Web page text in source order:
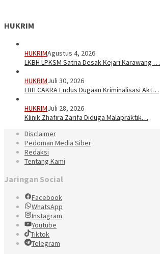
HUKRIM
HUKRIMAgustus 4, 2026
LKBH LPKSM Satria Desak Kejari Karawang …
HUKRIMJuli 30, 2026
LBH CAKRA Endus Dugaan Kriminalisasi Akt…
HUKRIMJuli 28, 2026
Klinik Zhafira Zarifa Diduga Malapraktik…
Disclaimer
Pedoman Media Siber
Redaksi
Tentang Kami
Jaringan Social
Facebook
WhatsApp
Instagram
Youtube
Tiktok
Telegram